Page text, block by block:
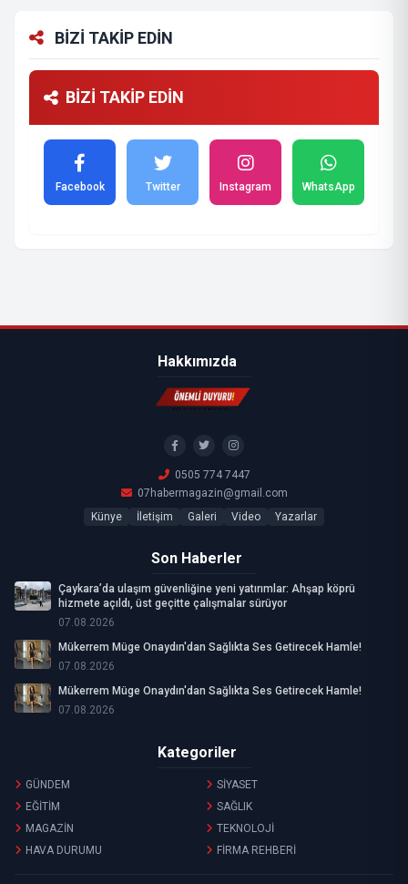
BİZİ TAKİP EDİN
BİZİ TAKİP EDİN
Facebook Twitter Instagram WhatsApp
Hakkımızda
0505 774 7447
07habermagazin@gmail.com
Künye
İletişim Galeri Video Yazarlar
Son Haberler
Çaykara’da ulaşım güvenliğine yeni yatırımlar: Ahşap köprü
hizmete açıldı, üst geçitte çalışmalar sürüyor
07.08.2026
Mükerrem Müge Onaydın'dan Sağlıkta Ses Getirecek Hamle!
07.08.2026
Mükerrem Müge Onaydın'dan Sağlıkta Ses Getirecek Hamle!
07.08.2026
Kategoriler
GÜNDEM
SİYASET
EĞİTİM
SAĞLIK
MAGAZİN
TEKNOLOJİ
HAVA DURUMU
FİRMA REHBERİ